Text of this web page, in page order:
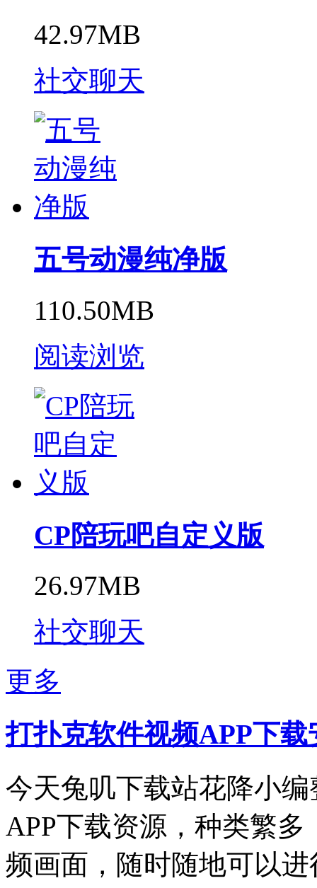
42.97MB
社交聊天
五号动漫纯净版
110.50MB
阅读浏览
CP陪玩吧自定义版
26.97MB
社交聊天
更多
打扑克软件视频APP下载
今天兔叽下载站花降小
APP下载资源，种类繁
频画面，随时随地可以